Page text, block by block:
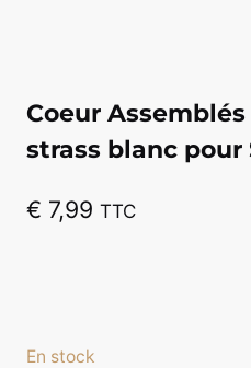
Coeur
strass blanc pour
€ 7,99 TTC
En stock